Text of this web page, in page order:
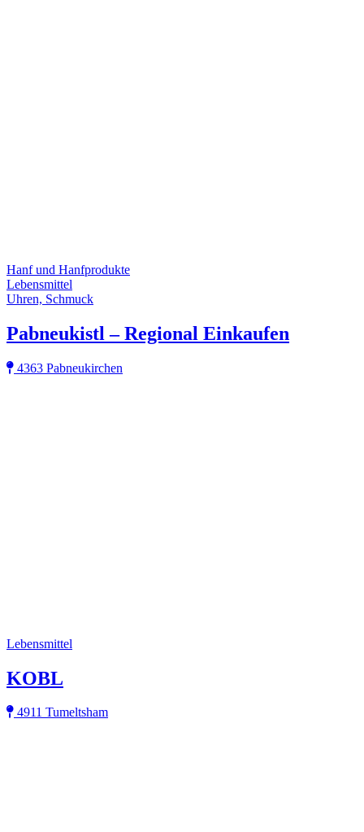
Hanf und Hanfprodukte
Lebensmittel
Uhren, Schmuck
Pabneukistl – Regional Einkaufen
4363 Pabneukirchen
Lebensmittel
KOBL
4911 Tumeltsham